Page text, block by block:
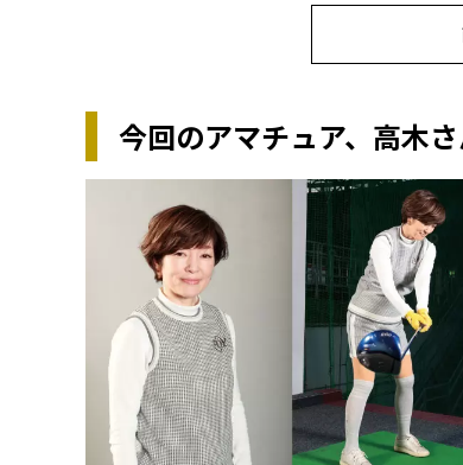
今回のアマチュア、高木